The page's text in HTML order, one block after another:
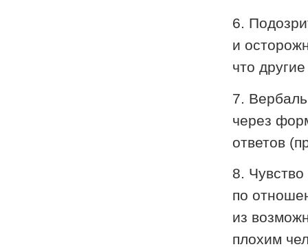
6.
и
что
7.
через
ответов
8.
по
из
плохим